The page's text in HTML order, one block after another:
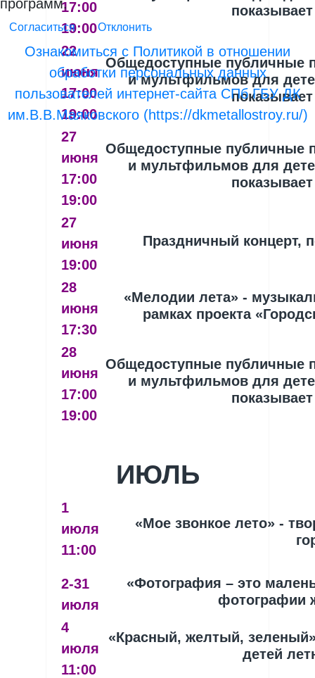
17:00
19:00
22
июня
17:00
19:00
Общедоступные публичные
и мультфильмов для
27
июня
17:00
19:00
Общедоступные публичные
и мультфильмов для
27
июня
19:00
Праздничный
28
июня
17:30
«Мелодии лета» -
рамках проекта
28
июня
17:00
19:00
Общедоступные публичные
и мультфильмов для
ИЮЛЬ
1
июля
11:00
«Мое звонкое лето» -
2-31
июля
«Фотография – это
фотографии
4
июля
11:00
«Красный, желтый,
детей
программ.
Согласиться Отклонить
Ознакомиться с Политикой в отношении
обработки персональных данных
пользователей интернет-сайта СПб ГБУ ДК
им.В.В.Маяковского (https://dkmetallostroy.ru/)